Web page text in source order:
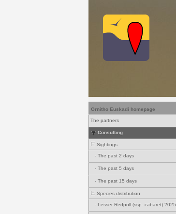
Ornitho Euskadi homepage
The partners
Consulting
Sightings
- The past 2 days
- The past 5 days
- The past 15 days
Species distribution
- Lesser Redpoll (ssp. cabaret) 2025